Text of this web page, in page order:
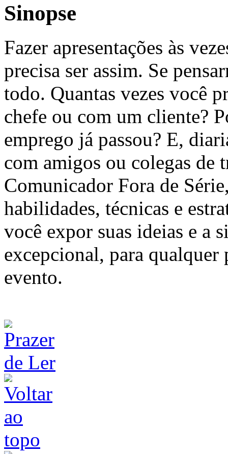
Sinopse
Fazer apresentações às
precisa ser assim. Se
todo. Quantas vezes você
chefe ou com um cliente?
emprego já passou? E,
com amigos ou colegas de
Comunicador Fora de
habilidades, técnicas e
você expor suas ideias e a
excepcional, para
evento.